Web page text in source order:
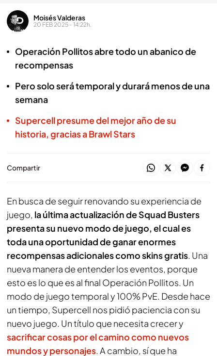
Moisés Valderas
20 FEB 2025 - 14:22h.
Operación Pollitos abre todo un abanico de
recompensas
Pero solo será temporal y durará menos de una
semana
Supercell presume del mejor año de su
historia, gracias a Brawl Stars
Compartir
En busca de seguir renovando su experiencia de
juego, la última actualización deSquad Busters
presenta su nuevo modo de juego, el cual es
toda una oportunidad de ganar enormes
recompensas adicionales como skins gratis. Una
nueva manera de entender los eventos, porque
esto es lo que es al final Operación Pollitos. Un
modo de juego temporal y 100% PvE. Desde hace
un tiempo, Supercell nos pidió paciencia con su
nuevo juego. Un título que necesita crecer y
sacrificar cosas por el camino como nuevos
mundos y personajes. A cambio, sí que ha